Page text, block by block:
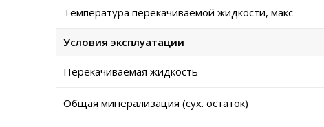
Температура перекачиваемой жидкости, макс
Условия эксплуатации
Перекачиваемая жидкость
Общая минерализация (сух. остаток)